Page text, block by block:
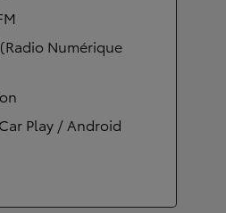
Numérique
Play / Android